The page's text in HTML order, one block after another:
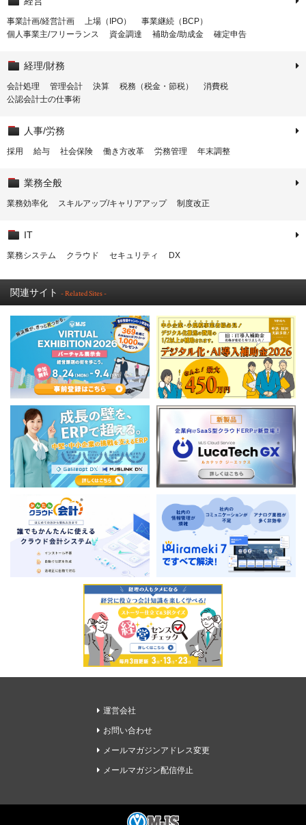
事業計画/経営計画 上場（IPO）
事業継続（BCP）
個人事業主/フリーランス
資金調達 補助金/助成金 確定申告
経理/財務
会計処理 管理会計 決算 税務（税金・節税）
消費税
公認会計士の仕事術
人事/労務
採用 給与 社会保険 働き方改革 労務管理 年末調整
業務全般
業務効率化 スキルアップ/キャリアアップ 制度改正
IT
業務システム クラウド セキュリティ DX
関連サイト - Related Sites -
運営会社
お問い合わせ
メールマガジンアドレス変更
メールマガジン配信停止